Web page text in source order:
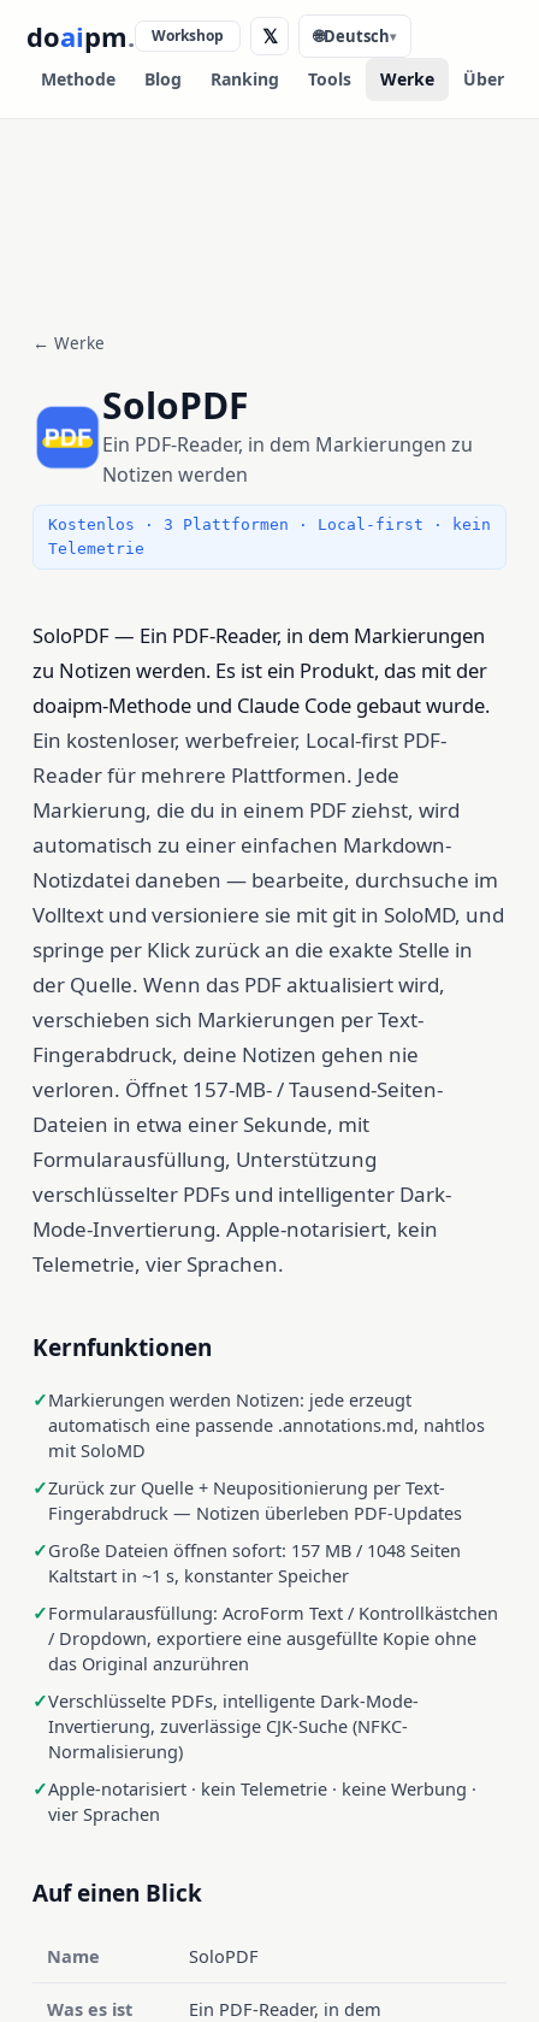
doaipm.
Methode Blog Ranking Tools Werke Über
Workshop 𝕏 🌐Deutsch▾
← Werke
SoloPDF
Ein PDF-Reader, in dem Markierungen zu
Notizen werden
Kostenlos · 3 Plattformen · Local-first · kein
Telemetrie
SoloPDF — Ein PDF-Reader, in dem Markierungen
zu Notizen werden. Es ist ein Produkt, das mit der
doaipm-Methode und Claude Code gebaut wurde.
Ein kostenloser, werbefreier, Local-first PDF-
Reader für mehrere Plattformen. Jede
Markierung, die du in einem PDF ziehst, wird
automatisch zu einer einfachen Markdown-
Notizdatei daneben — bearbeite, durchsuche im
Volltext und versioniere sie mit git in SoloMD, und
springe per Klick zurück an die exakte Stelle in
der Quelle. Wenn das PDF aktualisiert wird,
verschieben sich Markierungen per Text-
Fingerabdruck, deine Notizen gehen nie
verloren. Öffnet 157-MB- / Tausend-Seiten-
Dateien in etwa einer Sekunde, mit
Formularausfüllung, Unterstützung
verschlüsselter PDFs und intelligenter Dark-
Mode-Invertierung. Apple-notarisiert, kein
Telemetrie, vier Sprachen.
Kernfunktionen
Markierungen werden Notizen: jede erzeugt
automatisch eine passende .annotations.md, nahtlos
mit SoloMD
Zurück zur Quelle + Neupositionierung per Text-
Fingerabdruck — Notizen überleben PDF-Updates
Große Dateien öffnen sofort: 157 MB / 1048 Seiten
Kaltstart in ~1 s, konstanter Speicher
Formularausfüllung: AcroForm Text / Kontrollkästchen
/ Dropdown, exportiere eine ausgefüllte Kopie ohne
das Original anzurühren
Verschlüsselte PDFs, intelligente Dark-Mode-
Invertierung, zuverlässige CJK-Suche (NFKC-
Normalisierung)
Apple-notarisiert · kein Telemetrie · keine Werbung ·
vier Sprachen
Auf einen Blick
Name SoloPDF
Was es ist
Ein PDF-Reader, in dem